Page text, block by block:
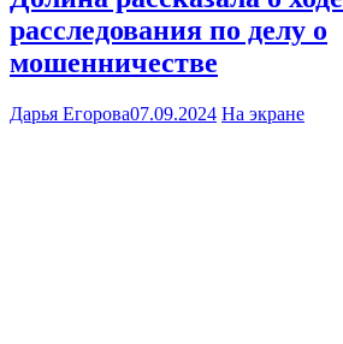
расследования по делу о
мошенничестве
Дарья Егорова07.09.2024 На экране